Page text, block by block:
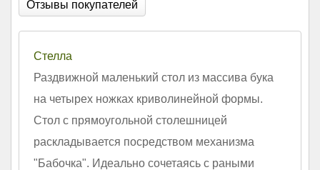
Отзывы покупателей
Стелла
Раздвижной маленький стол из массива бука
на четырех ножках криволинейной формы.
Стол с прямоугольной столешницей
раскладывается посредством механизма
"Бабочка". Идеально сочетаясь с раными